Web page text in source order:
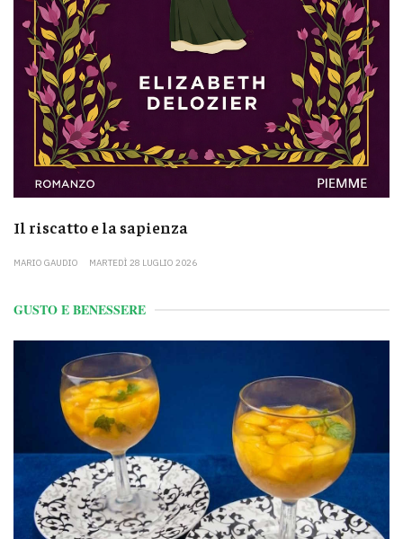
Il riscatto e la sapienza
MARIO GAUDIO MARTEDÌ 28 LUGLIO 2026
GUSTO E BENESSERE